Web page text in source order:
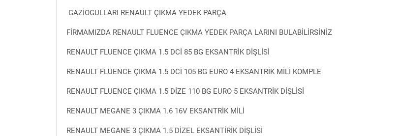
GAZİOGULLARI RENAULT ÇIKMA YEDEK PARÇA
FİRMAMIZDA RENAULT FLUENCE ÇIKMA YEDEK PARÇA LARINI BULABİLİRSİNİZ
RENAULT FLUENCE ÇIKMA 1.5 DCİ 85 BG EKSANTRİK DİŞLİSİ
RENAULT FLUENCE ÇIKMA 1.5 DCİ 105 BG EURO 4 EKSANTRİK MİLİ KOMPLE
RENAULT FLUENCE ÇIKMA 1.5 DİZE 110 BG EURO 5 EKSANTRİK DİŞLİSİ
RENAULT MEGANE 3 ÇIKMA 1.6 16V EKSANTRİK MİLİ
RENAULT MEGANE 3 ÇIKMA 1.5 DİZEL EKSANTİRİK DİŞLİSİ